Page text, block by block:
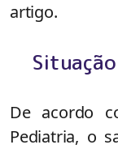
artigo.
De acordo
Pediatria, o